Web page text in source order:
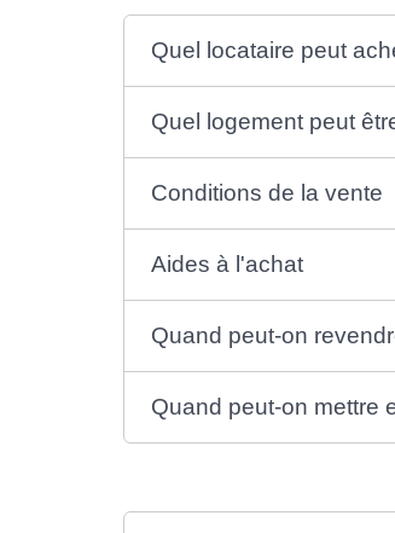
Quel locataire peut
Quel logement peut
Conditions de la vente
Aides à l'achat
Quand peut-on
Quand peut-on mettre